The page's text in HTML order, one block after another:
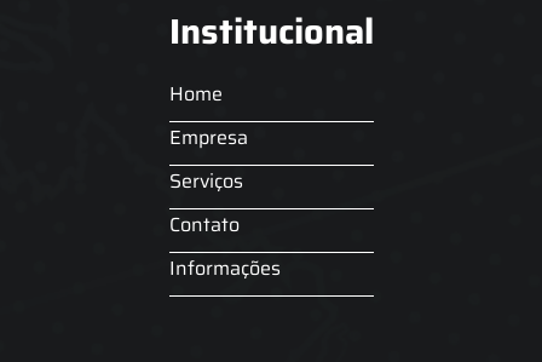
Institucional
Home
Empresa
Serviços
Contato
Informações